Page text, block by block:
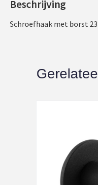
Beschrijving
Schroefhaak met borst